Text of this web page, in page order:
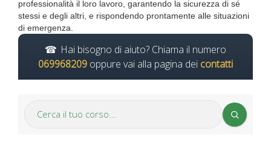
professionalità il loro lavoro, garantendo la sicurezza di sé
stessi e degli altri, e rispondendo prontamente alle situazioni
di emergenza.
Hai bisogno di aiuto? Chiama il numero
069968209 oppure vai alla pagina dei contatti